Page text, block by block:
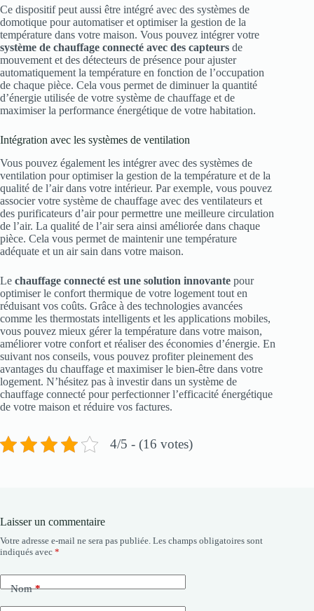
Ce dispositif peut aussi être intégré avec des systèmes de
domotique pour automatiser et optimiser la gestion de la
température dans votre maison. Vous pouvez intégrer votre
système de chauffage connecté avec des capteurs de
mouvement et des détecteurs de présence pour ajuster
automatiquement la température en fonction de l’occupation
de chaque pièce. Cela vous permet de diminuer la quantité
d’énergie utilisée de votre système de chauffage et de
maximiser la performance énergétique de votre habitation.
Intégration avec les systèmes de ventilation
Vous pouvez également les intégrer avec des systèmes de
ventilation pour optimiser la gestion de la température et de la
qualité de l’air dans votre intérieur. Par exemple, vous pouvez
associer votre système de chauffage avec des ventilateurs et
des purificateurs d’air pour permettre une meilleure circulation
de l’air. La qualité de l’air sera ainsi améliorée dans chaque
pièce. Cela vous permet de maintenir une température
adéquate et un air sain dans votre maison.
Le chauffage connecté est une solution innovante pour
optimiser le confort thermique de votre logement tout en
réduisant vos coûts. Grâce à des technologies avancées
comme les thermostats intelligents et les applications mobiles,
vous pouvez mieux gérer la température dans votre maison,
améliorer votre confort et réaliser des économies d’énergie. En
suivant nos conseils, vous pouvez profiter pleinement des
avantages du chauffage et maximiser le bien-être dans votre
logement. N’hésitez pas à investir dans un système de
chauffage connecté pour perfectionner l’efficacité énergétique
de votre maison et réduire vos factures.
4/5 - (16 votes)
Laisser un commentaire
Votre adresse e-mail ne sera pas publiée. Les champs obligatoires sont
indiqués avec *
Nom*